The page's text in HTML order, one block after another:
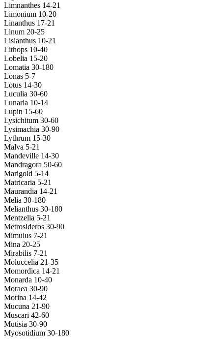
Limnanthes 14-21
Limonium 10-20
Linanthus 17-21
Linum 20-25
Lisianthus 10-21
Lithops 10-40
Lobelia 15-20
Lomatia 30-180
Lonas 5-7
Lotus 14-30
Luculia 30-60
Lunaria 10-14
Lupin 15-60
Lysichitum 30-60
Lysimachia 30-90
Lythrum 15-30
Malva 5-21
Mandeville 14-30
Mandragora 50-60
Marigold 5-14
Matricaria 5-21
Maurandia 14-21
Melia 30-180
Melianthus 30-180
Mentzelia 5-21
Metrosideros 30-90
Mimulus 7-21
Mina 20-25
Mirabilis 7-21
Moluccelia 21-35
Momordica 14-21
Monarda 10-40
Moraea 30-90
Morina 14-42
Mucuna 21-90
Muscari 42-60
Mutisia 30-90
Myosotidium 30-180